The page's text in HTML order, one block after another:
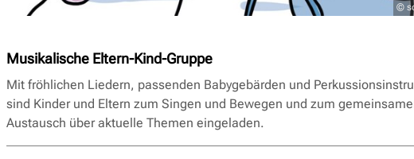
©
Musikalische Eltern-Kind-Gruppe
Mit fröhlichen Liedern, passenden Babygebärden und
sind Kinder und Eltern zum Singen und Bewegen und zum
Austausch über aktuelle Themen eingeladen.